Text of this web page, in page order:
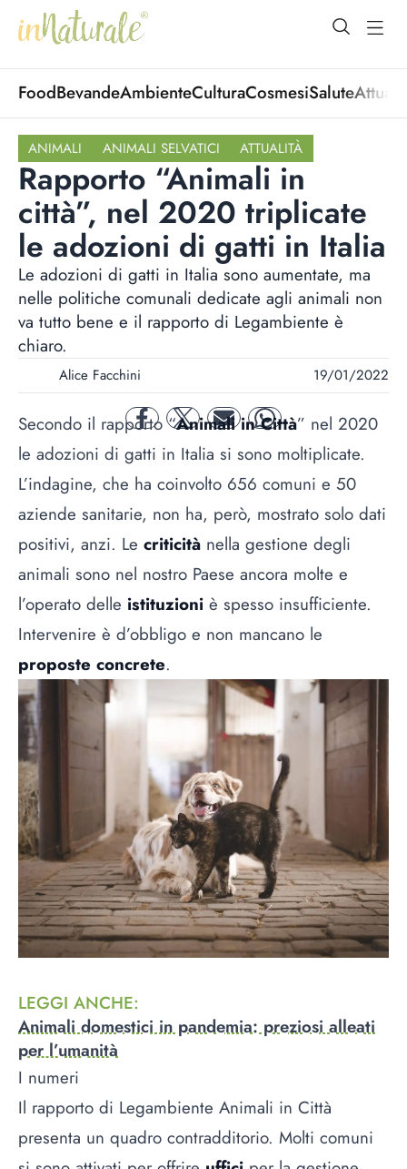
open
FoodBevandeAmbienteCulturaCosmesiSalute
ANIMALI ANIMALI SELVATICI ATTUALITÀ
Rapporto “Animali in
città”, nel 2020 triplicate
le adozioni di gatti in Italia
Le adozioni di gatti in Italia sono aumentate, ma
nelle politiche comunali dedicate agli animali non
va tutto bene e il rapporto di Legambiente è
chiaro.
Alice Facchini 19/01/2022
facebooktwitter mail whatsapp
Secondo il rapporto “Animali in Città” nel 2020
le adozioni di gatti in Italia si sono moltiplicate.
L’indagine, che ha coinvolto 656 comuni e 50
aziende sanitarie, non ha, però, mostrato solo dati
positivi, anzi. Le criticità nella gestione degli
animali sono nel nostro Paese ancora molte e
l’operato delle istituzioni è spesso insufficiente.
Intervenire è d’obbligo e non mancano le
proposte concrete.
LEGGI ANCHE:
Animali domestici in pandemia: preziosi alleati
per l’umanità
I numeri
Il rapporto di Legambiente Animali in Città
presenta un quadro contradditorio. Molti comuni